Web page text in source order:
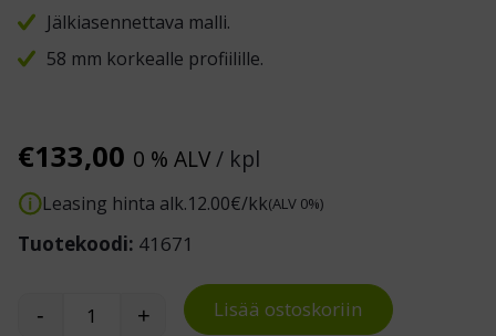
Jälkiasennettava malli.
58 mm korkealle profiilille.
€133,00 0 % ALV/ kpl
Leasing hinta alk.12.00€/kk(ALV 0%)
Tuotekoodi: 41671
ZAP Safemaster lisävarustepyörät määrä
- + Lisää ostoskoriin